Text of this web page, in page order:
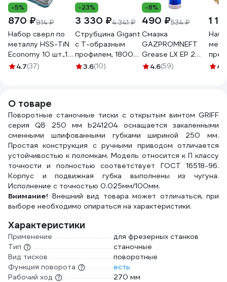
-5%
870 ₽914 ₽
Набор сверл по
металлу HSS-TiN
Economy 10 шт.,1-
10 мм Makita D-
4.7(37)
-23%
3 330 ₽4 341 ₽
Струбцина Gigant
с Т-образным
профилем, 1800
мм GTC-1800
3.6(10)
-8%
490 ₽534 ₽
Смазка
GAZPROMNEFT
Grease LX EP 2
400g
4.6(59)
1
4.3
О товаре
Поворотные станочные тиски с открытым винтом GRIFF
серия QB 250 мм b241204 оснащается закаленными
сменными шлифованными губками шириной 250 мм.
Простая конструкция с ручными приводом отличается
устойчивостью к поломкам. Модель относится к П классу
точности и полностью соответствует ГОСТ 16518-96.
Корпус и подвижная губка выполнены из чугуна.
Исполнение с точностью 0.025мм/100мм.
Внимание! Внешний вид товара может отличаться, при
выборе необходимо опираться на характеристики.
Характеристики
Применение
для фрезерных станков
Тип
станочные
Вид тисков
поворотные
Функция поворота
есть
Рабочий ход
270 мм